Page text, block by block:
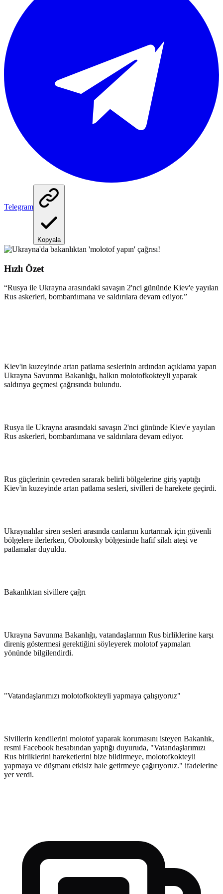
Telegram
Kopyala
Hızlı Özet
“Rusya ile Ukrayna arasındaki savaşın 2'nci gününde Kiev'e yayılan
Rus askerleri, bombardımana ve saldırılara devam ediyor.”
Kiev'in kuzeyinde artan patlama seslerinin ardından açıklama yapan
Ukrayna Savunma Bakanlığı, halkın molotofkokteyli yaparak
saldırıya geçmesi çağrısında bulundu.
Rusya ile Ukrayna arasındaki savaşın 2'nci gününde Kiev'e yayılan
Rus askerleri, bombardımana ve saldırılara devam ediyor.
Rus güçlerinin çevreden sararak belirli bölgelerine giriş yaptığı
Kiev'in kuzeyinde artan patlama sesleri, sivilleri de harekete geçirdi.
Ukraynalılar siren sesleri arasında canlarını kurtarmak için güvenli
bölgelere ilerlerken, Obolonsky bölgesinde hafif silah ateşi ve
patlamalar duyuldu.
Bakanlıktan sivillere çağrı
Ukrayna Savunma Bakanlığı, vatandaşlarının Rus birliklerine karşı
direniş göstermesi gerektiğini söyleyerek molotof yapmaları
yönünde bilgilendirdi.
"Vatandaşlarımızı molotofkokteyli yapmaya çalışıyoruz"
Sivillerin kendilerini molotof yaparak korumasını isteyen Bakanlık,
resmi Facebook hesabından yaptığı duyuruda, "Vatandaşlarımızı
Rus birliklerini hareketlerini bize bildirmeye, molotofkokteyli
yapmaya ve düşmanı etkisiz hale getirmeye çağırıyoruz." ifadelerine
yer verdi.